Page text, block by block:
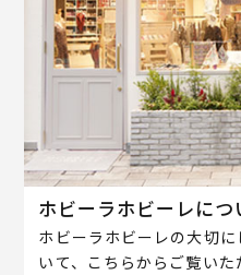
ホビーラホビーレにつ
ホビーラホビーレの大切
いて、こちらからご覧いた